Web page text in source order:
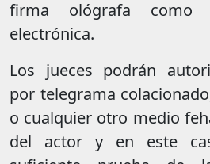
firma ológrafa como
electrónica.
Los jueces podrán
por telegrama
o cualquier otro medio
del actor y en este